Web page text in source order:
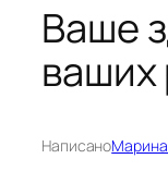
Ваше
ваших
Написано